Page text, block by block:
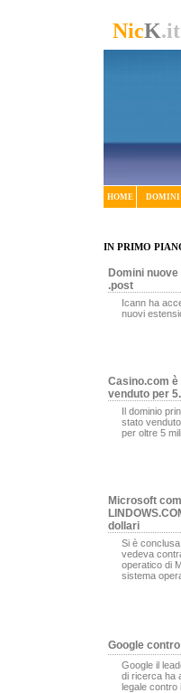
NicK.it
HOME DOMINI
IN PRIMO
Domini
.post
Icann ha
nuovi
Casino.com
venduto per
Il dominio
stato
per oltre 5
Microsoft
dollari
Si è
vedeva
operatico di
sistema
Google
Google il
di ricerca ha
legale contro